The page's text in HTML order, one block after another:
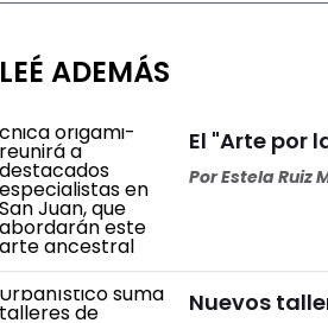
LEÉ ADEMÁS
El "Arte por
PorEstela Ruiz
Nuevos